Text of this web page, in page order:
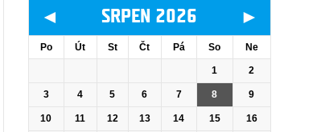
◄ SRPEN 2026 ►
Po Út St Čt Pá So Ne
1 2
3 4 5 6 7 8 9
10 11 12 13 14 15 16